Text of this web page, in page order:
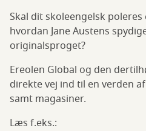
Skal dit skoleengelsk
hvordan Jane Austens
originalsproget?
Ereolen Global og den
direkte vej ind til en verden
samt magasiner.
Læs f.eks.: